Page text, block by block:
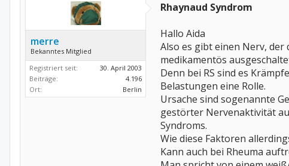
merre
Bekanntes Mitglied
Registriert seit:
30. April 2003
Beiträge:
4.196
Ort:
Berlin
Rhaynaud Syndrom
Hallo Aida
Also es gibt einen Nerv,
medikamentös
Denn bei RS sind es
Belastungen eine Rolle.
Ursache sind sogenannte
gestörter Nervenaktivität
Syndroms.
Wie diese Faktoren
Kann auch bei Rheuma